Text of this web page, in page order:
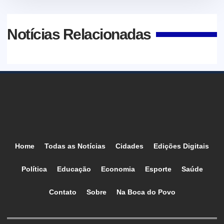
Notícias Relacionadas
Home Todas as Notícias Cidades Edições Digitais
Política Educação Economia Esporte Saúde
Contato Sobre Na Boca do Povo